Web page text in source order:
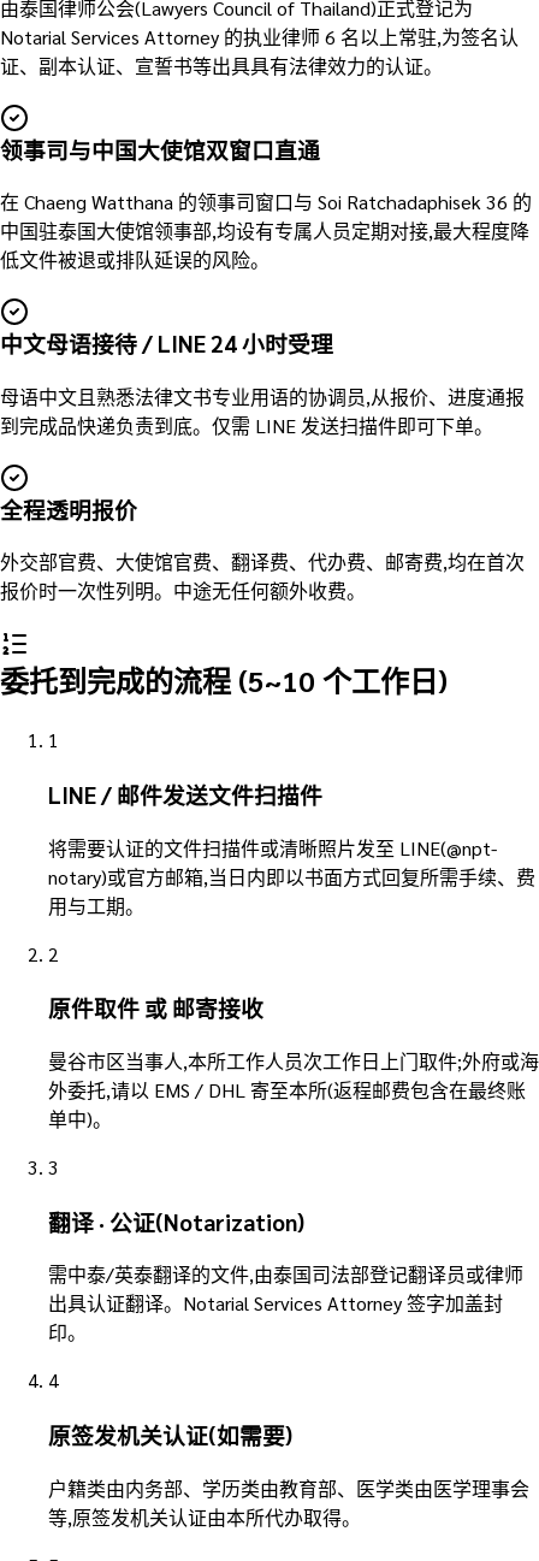
由泰国律师公会(Lawyers Council of Thailand)正式登记为
Notarial Services Attorney 的执业律师 6 名以上常驻,为签名认
证、副本认证、宣誓书等出具具有法律效力的认证。
领事司与中国大使馆双窗口直通
在 Chaeng Watthana 的领事司窗口与 Soi Ratchadaphisek 36 的
中国驻泰国大使馆领事部,均设有专属人员定期对接,最大程度降
低文件被退或排队延误的风险。
中文母语接待 / LINE 24 小时受理
母语中文且熟悉法律文书专业用语的协调员,从报价、进度通报
到完成品快递负责到底。仅需 LINE 发送扫描件即可下单。
全程透明报价
外交部官费、大使馆官费、翻译费、代办费、邮寄费,均在首次
报价时一次性列明。中途无任何额外收费。
委托到完成的流程 (5~10 个工作日)
1
LINE / 邮件发送文件扫描件
将需要认证的文件扫描件或清晰照片发至 LINE(@npt-
notary)或官方邮箱,当日内即以书面方式回复所需手续、费
用与工期。
2
原件取件 或 邮寄接收
曼谷市区当事人,本所工作人员次工作日上门取件;外府或海
外委托,请以 EMS / DHL 寄至本所(返程邮费包含在最终账
单中)。
3
翻译 · 公证(Notarization)
需中泰/英泰翻译的文件,由泰国司法部登记翻译员或律师
出具认证翻译。Notarial Services Attorney 签字加盖封
印。
4
原签发机关认证(如需要)
户籍类由内务部、学历类由教育部、医学类由医学理事会
等,原签发机关认证由本所代办取得。